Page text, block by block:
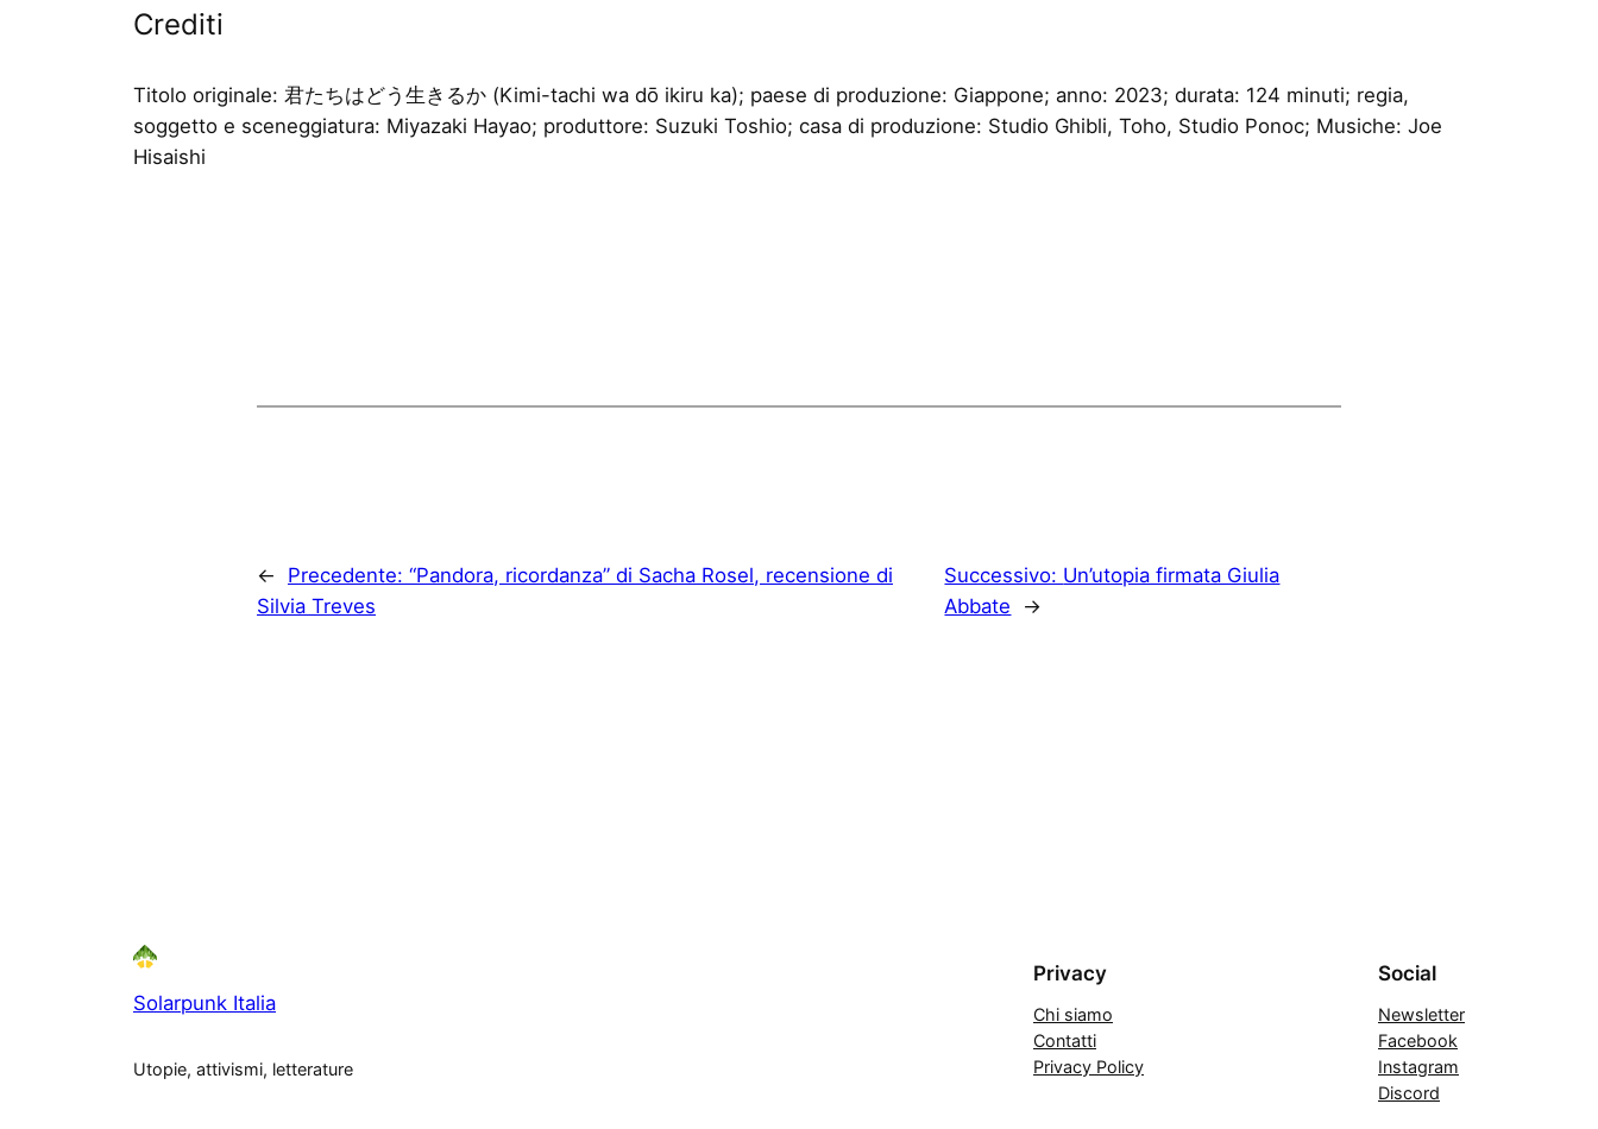
Crediti
Titolo originale: 君たちはどう生きるか (Kimi-tachi wa dō ikiru ka); paese di produzione: Giappone; anno: 2023; durata: 124 minuti; regia,
soggetto e sceneggiatura: Miyazaki Hayao; produttore: Suzuki Toshio; casa di produzione: Studio Ghibli, Toho, Studio Ponoc; Musiche: Joe
Hisaishi
← Precedente: “Pandora, ricordanza” di Sacha Rosel, recensione di
Silvia Treves
Successivo: Un’utopia firmata Giulia
Abbate
→
Solarpunk Italia
Utopie, attivismi, letterature
Privacy
Chi siamo
Contatti
Privacy Policy
Social
Newsletter
Facebook
Instagram
Discord